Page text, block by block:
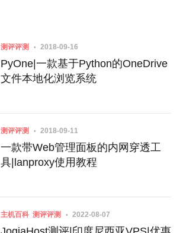
测评评测 2018-09-16
PyOne|一款基于Python的OneDrive
文件本地化浏览系统
测评评测 2018-09-11
一款带Web管理面板的内网穿透工
具|lanproxy使用教程
主机百科 测评评测 2022-08-07